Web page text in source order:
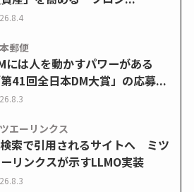
郵便
には人を動かすパワーがある
第41回全日本DM大賞」の応募...
エーリンクス
索で引用されるサイトへ ミツ
リンクスが示すLLMO実装